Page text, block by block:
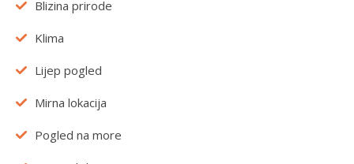
Blizina prirode
Klima
Lijep pogled
Mirna lokacija
Pogled na more